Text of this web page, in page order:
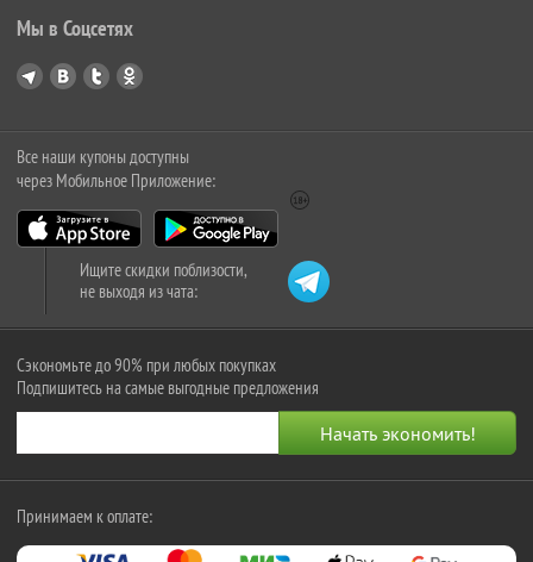
Мы в Соцсетях
Все наши купоны доступны
через Мобильное Приложение:
Ищите скидки поблизости,
не выходя из чата:
Сэкономьте до 90% при любых покупках
Подпишитесь на самые выгодные предложения
Принимаем к оплате: